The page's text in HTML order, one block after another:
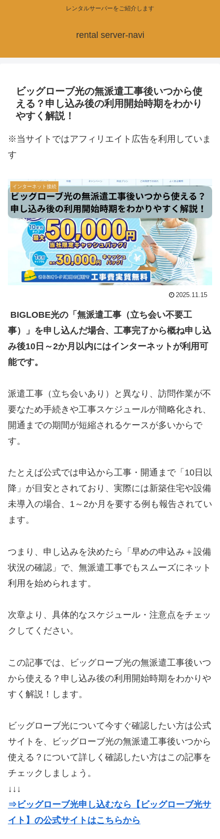
レンタルサーバーをご紹介します
rental server-navi
ビッグローブ光の無派遣工事後いつから使
える？申し込み後の利用開始時期をわかり
やすく解説！
※当サイトではアフィリエイト広告を利用していま
す
インターネット接続
2025.11.15
BIGLOBE光の「無派遣工事（立ち会い不要工
事）」を申し込んだ場合、工事完了から概ね申し込
み後10日～2か月以内にはインターネットが利用可
能です。
派遣工事（立ち会いあり）と異なり、訪問作業が不
要なため手続きや工事スケジュールが簡略化され、
開通までの期間が短縮されるケースが多いからで
す。
たとえば公式では申込から工事・開通まで「10日以
降」が目安とされており、実際には新築住宅や設備
未導入の場合、1～2か月を要する例も報告されてい
ます。
つまり、申し込みを決めたら「早めの申込み＋設備
状況の確認」で、無派遣工事でもスムーズにネット
利用を始められます。
次章より、具体的なスケジュール・注意点をチェッ
クしてください。
この記事では、ビッグローブ光の無派遣工事後いつ
から使える？申し込み後の利用開始時期をわかりや
すく解説！します。
ビッグローブ光について今すぐ確認したい方は公式
サイトを、ビッグローブ光の無派遣工事後いつから
使える？について詳しく確認したい方はこの記事を
チェックしましょう。
↓↓↓
⇒ビッグローブ光申し込むなら【ビッグローブ光サ
イト】の公式サイトはこちらから